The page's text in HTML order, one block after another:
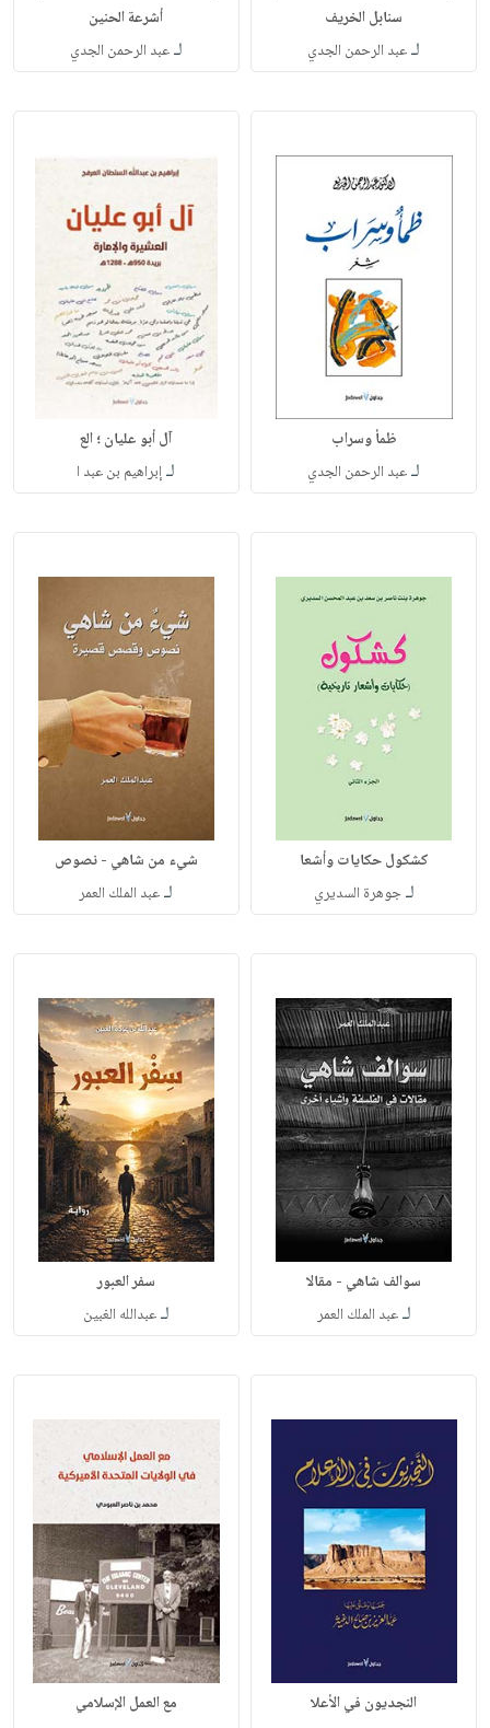
سنابل الخريف
لـعبد الرحمن الجدي
أشرعة الحنين
لـعبد الرحمن الجدي
ظمأ وسراب
لـعبد الرحمن الجدي
آل أبو عليان ؛ الع
لـإبراهيم بن عبد ا
كشكول حكايات وأشعا
لـجوهرة السديري
شيء من شاهي - نصوص
لـعبد الملك العمر
سوالف شاهي - مقالا
لـعبد الملك العمر
سفر العبور
لـعبدالله الغبين
النجديون في الأعلا مع العمل الإسلامي